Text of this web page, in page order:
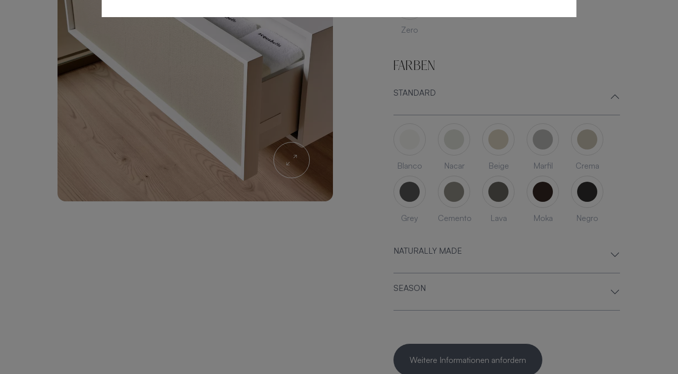
Zero
FARBEN
STANDARD
Blanco Nacar Beige Marfil Crema
Grey Cemento Lava Moka Negro
NATURALLY MADE
SEASON
Weitere Informationen anfordern